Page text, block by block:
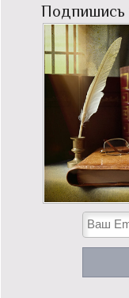
Подпишись